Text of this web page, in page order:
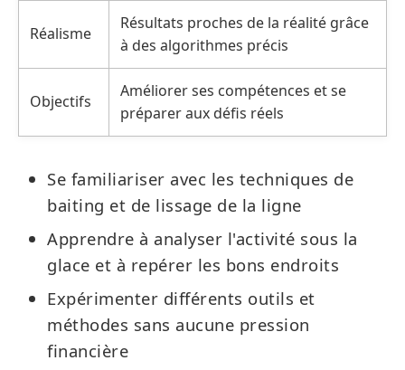
Réalisme
Résultats proches de la réalité grâce
à des algorithmes précis
Objectifs
Améliorer ses compétences et se
préparer aux défis réels
Se familiariser avec les techniques de
baiting et de lissage de la ligne
Apprendre à analyser l'activité sous la
glace et à repérer les bons endroits
Expérimenter différents outils et
méthodes sans aucune pression
financière